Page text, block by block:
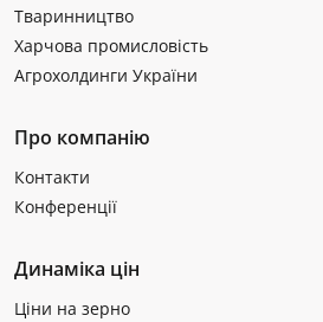
Тваринництво
Харчова промисловість
Агрохолдинги України
Про компанію
Контакти
Конференції
Динаміка цін
Ціни на зерно